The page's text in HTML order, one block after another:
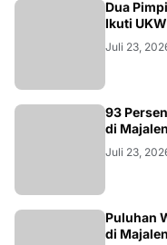
Dua
Ikuti
Juli 23,
93
di
Juli 23,
Puluhan
di